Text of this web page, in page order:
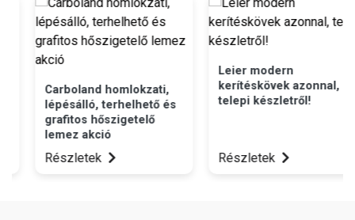
Carboland homlokzati,
lépésálló, terhelhető és
grafitos hőszigetelő
lemez akció
Részletek
Leier modern
kerítéskövek azonnal,
telepi készletről!
Részletek